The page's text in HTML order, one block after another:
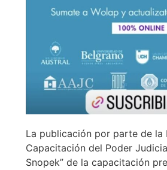
La publicación por parte de la
Capacitación del Poder
Snopek” de la capacitación